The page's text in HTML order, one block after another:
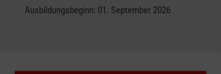
Ausbildungsbeginn: 01. September 2026